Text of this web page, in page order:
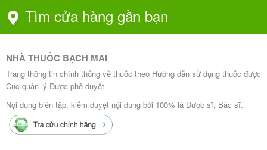
Tìm cửa hàng gần bạn
NHÀ THUỐC BẠCH MAI
Trang thông tin chính thống về thuốc theo Hướng dẫn sử dụng thuốc được
Cục quản lý Dược phê duyệt.
Nội dung biên tập, kiểm duyệt nội dung bởi 100% là Dược sĩ, Bác sĩ.